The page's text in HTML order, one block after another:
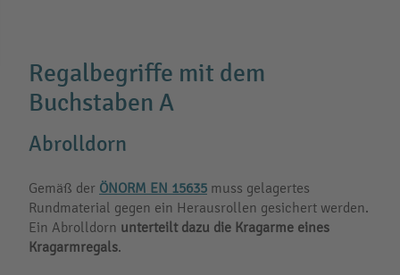
Regalbegriffe mit dem
Buchstaben A
Abrolldorn
Gemäß der ÖNORM EN 15635 muss gelagertes
Rundmaterial gegen ein Herausrollen gesichert werden.
Ein Abrolldorn unterteilt dazu die Kragarme eines
Kragarmregals.